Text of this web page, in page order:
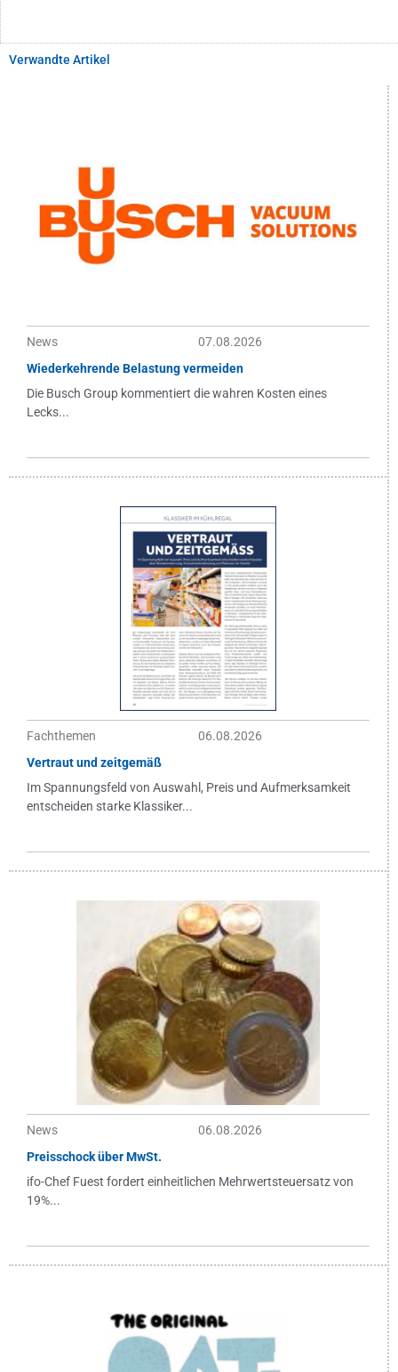
Verwandte Artikel
News
07.08.2026
Wiederkehrende Belastung vermeiden
Die Busch Group kommentiert die wahren Kosten eines
Lecks...
Fachthemen
06.08.2026
Vertraut und zeitgemäß
Im Spannungsfeld von Auswahl, Preis und Aufmerksamkeit
entscheiden starke Klassiker...
News
06.08.2026
Preisschock über MwSt.
ifo-Chef Fuest fordert einheitlichen Mehrwertsteuersatz von
19%...